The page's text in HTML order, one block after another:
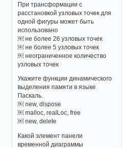
При трансформации с
расстановкой узловых точек для
одной фигуры может быть
использовано
￼ не более 26 узловых точек
￼ не более 5 узловых точек
￼ неограниченное количество
узловых точек
Укажите функции динамического
выделения памяти в языке
Паскаль.
￼ new, dispose
￼ malloc, realLoc, free
￼ new, delete
Какой элемент панели
временной диаграммы